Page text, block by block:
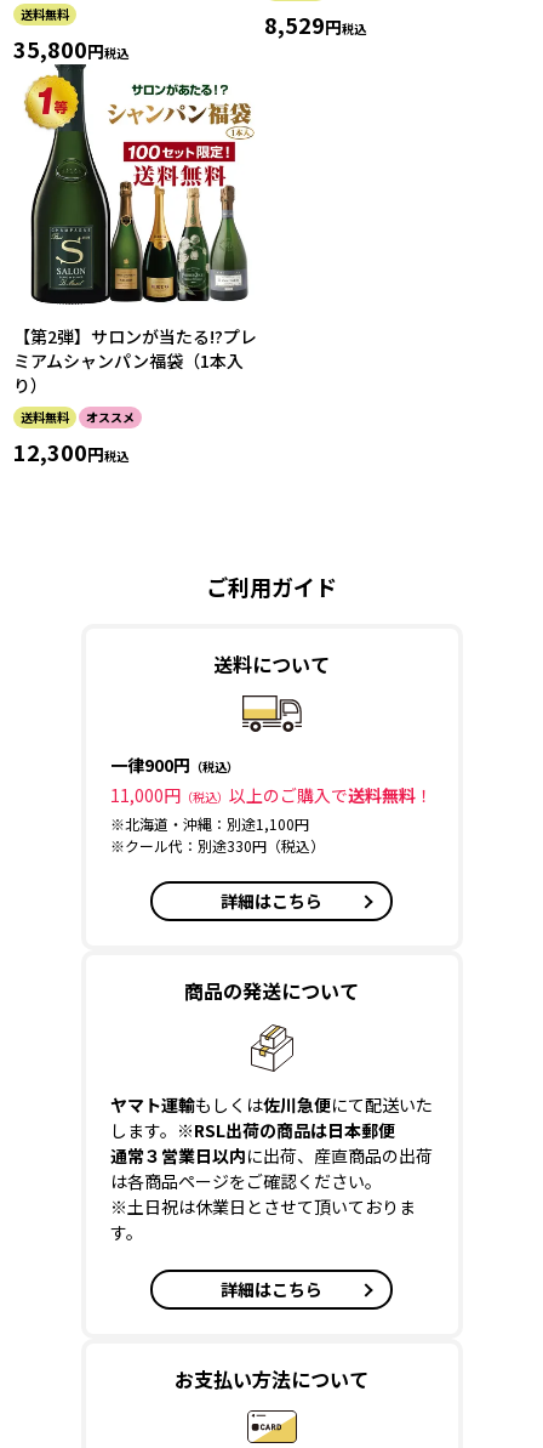
送料無料
35,800 税込
8,529 税込
【第2弾】サロンが当たる!?プレ
ミアムシャンパン福袋（1本入
り）
送料無料 オススメ
12,300 税込
ご利用ガイド
送料について
一律900円 （税込）
11,000円 （税込） 以上のご購入で送料無料！
※北海道・沖縄：別途1,100円
※クール代：別途330円（税込）
詳細はこちら
商品の発送について
ヤマト運輸もしくは佐川急便にて配送いた
します。 ※RSL出荷の商品は日本郵便
通常３営業日以内に出荷、産直商品の出荷
は各商品ページをご確認ください。
※土日祝は休業日とさせて頂いておりま
す。
詳細はこちら
お支払い方法について